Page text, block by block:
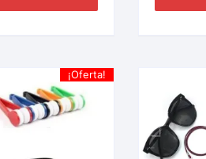
¡Oferta!